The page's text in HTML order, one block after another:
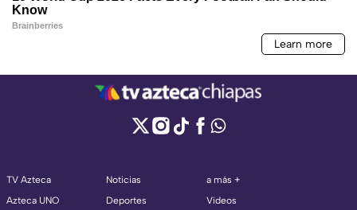
TV Azteca
Azteca UNO
Noticias
Deportes
a más +
Videos